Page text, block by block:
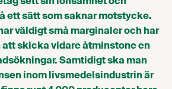
ett sätt som saknar motstycke.
väldigt små marginaler och har
att skicka vidare åtminstone en
Samtidigt ska man
inom livsmedelsindustrin är